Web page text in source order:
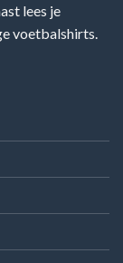
lees je
voetbalshirts.